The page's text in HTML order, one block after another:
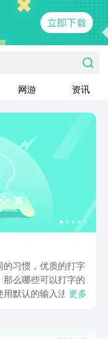
网游 资讯
习惯，优质的打字
么哪些可以打字的
默认的输入法，但
用后都觉得提高了效
更多